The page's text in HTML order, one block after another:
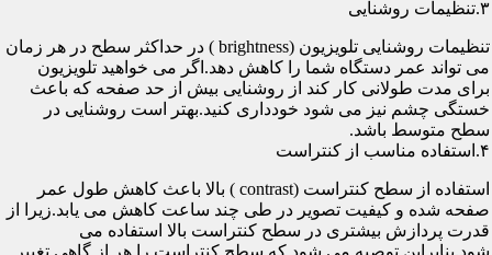
۳.تنظیمات روشنایی
تنظیمات روشنایی تلویزیون (brightness ) در حداکثر سطح در هر زمان
می تواند عمر دستگاه شما را کاهش دهد.اگر می خواهید تلویزیون
برای مدت طولانی کار کند از روشنایی بیش از حد صفحه که باعث
خستگی چشم نیز می شود خودداری کنید.بهتر است روشنایی در
سطح متوسط باشد.
۴.استفاده مناسب از کنتراست
استفاده از سطح کنتراست (contrast ) بالا باعث کاهش طول عمر
صفحه شده و کیفیت تصویر در طی چند ساعت کاهش می یابد.زیرا از
قدرت پردازش بیشتری در سطح کنتراست بالا استفاده می